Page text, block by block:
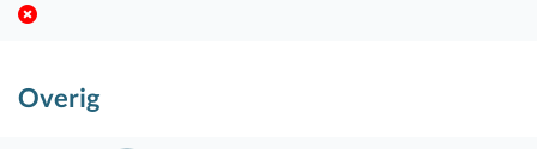
Overig